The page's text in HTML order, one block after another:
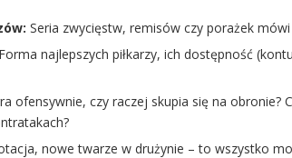
Seria zwycięstw, remisów czy porażek
Forma najlepszych piłkarzy, ich dostępność
ofensywnie, czy raczej skupia się na
nowe twarze w drużynie – to wszystko